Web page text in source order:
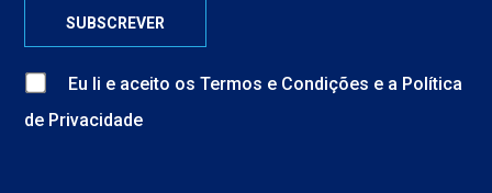
Eu li e aceito osTermos e Condições e a Política
de Privacidade